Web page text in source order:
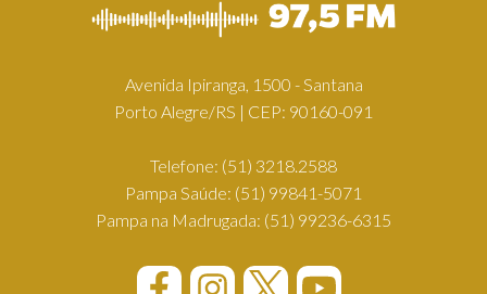
Avenida Ipiranga, 1500 - Santana
Porto Alegre/RS | CEP: 90160-091
Telefone: (51) 3218.2588
Pampa Saúde: (51) 99841-5071
Pampa na Madrugada: (51) 99236-6315